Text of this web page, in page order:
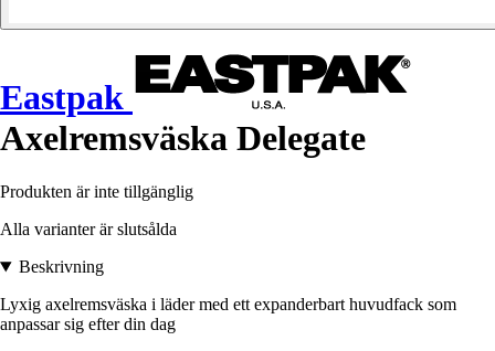
Eastpak
Axelremsväska Delegate
Produkten är inte tillgänglig
Alla varianter är slutsålda
Beskrivning
Lyxig axelremsväska i läder med ett expanderbart huvudfack som
anpassar sig efter din dag